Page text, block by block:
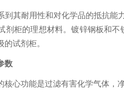
耐用性和对化学品的抵抗能
剂柜的理想材料。镀锌钢板和
试剂柜。
数
功能是过滤有害化学气体，净